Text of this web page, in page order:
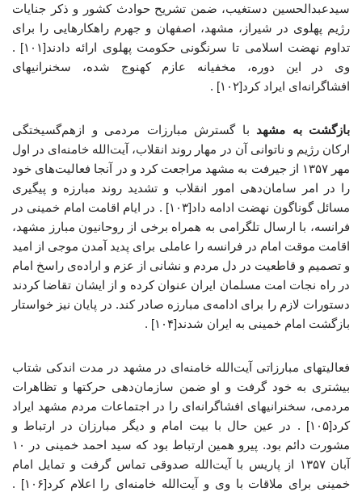
سیدعبدالحسین دستغیب، ضمن تشریح حوادث کشور و ذکر جنایات
رژیم پهلوی در شیراز، مشهد، اصفهان و جهرم راهکارهایی را برای
تداوم نهضت اسلامی تا سرنگونی حکومت پهلوی ارائه دادند[۱۰۱] .
وی در این دوره، مخفیانه عازم کهنوج شده، سخنرانیهای
افشاگرانه‌ای ایراد کرد[۱۰۲] .
بازگشت به مشهد با گسترش مبارزات مردمی و ازهم‌گسیختگی
ارکان رژیم و ناتوانی آن در مهار روند انقلاب، آیت‌الله خامنه‌ای در اول
مهر ۱۳۵۷ از جیرفت به مشهد مراجعت کرد و در آنجا فعالیت‌های خود
را در امر سامان‌دهی امور انقلاب و تشدید روند مبارزه و پیگیری
مسائل گوناگون نهضت ادامه داد[۱۰۳] . در ایام اقامت امام خمینی در
فرانسه، با ارسال تلگرامی به همراه برخی از روحانیون مبارز مشهد،
اقامت موقت امام در فرانسه را عاملی برای پدید آمدن موجی از امید
و تصمیم و قاطعیت در دل مردم و نشانی از عزم و اراده‌ی راسخ امام
در راه نجات امت مسلمان ایران عنوان کرده و از ایشان تقاضا کردند
دستورات لازم را برای ادامه‌ی مبارزه صادر کند. در پایان نیز خواستار
بازگشت امام خمینی به ایران شدند[۱۰۴] .
فعالیتهای مبارزاتی آیت‌الله خامنه‌ای در مشهد در مدت اندکی شتاب
بیشتری به خود گرفت و او ضمن سازمان‌دهی حرکتها و تظاهرات
مردمی، سخنرانیهای افشاگرانه‌ای را در اجتماعات مردم مشهد ایراد
کرد[۱۰۵] . در عین ‌حال با بیت امام و دیگر مبارزان در ارتباط و
مشورت دائم بود. پیرو همین ارتباط بود که سید احمد خمینی در ۱۰
آبان ۱۳۵۷ از پاریس با آیت‌الله صدوقی تماس گرفت و تمایل امام
خمینی برای ملاقات با وی و آیت‌الله خامنه‌ای را اعلام کرد[۱۰۶] .